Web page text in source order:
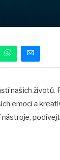
našich životů.
emocí a